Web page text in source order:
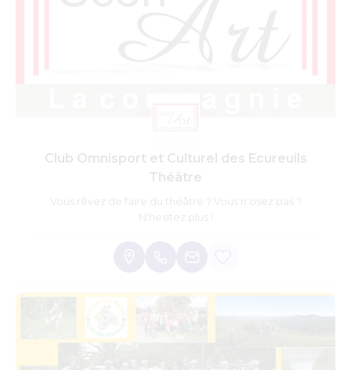
Club Omnisport et Culturel des Ecureuils
Théâtre
Vous rêvez de faire du théâtre ? Vous n'osez pas ?
N'hesitez plus !